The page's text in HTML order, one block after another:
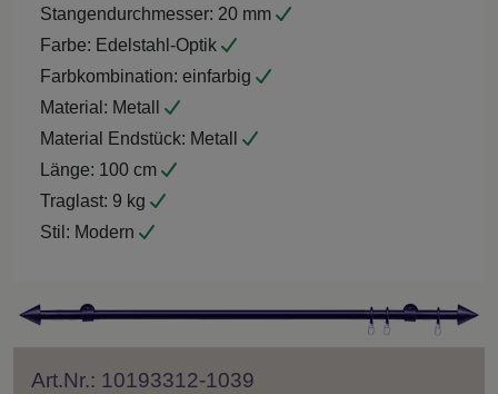
Stangendurchmesser: 20 mm
Farbe: Edelstahl-Optik
Farbkombination: einfarbig
Material: Metall
Material Endstück: Metall
Länge: 100 cm
Traglast: 9 kg
Stil: Modern
Art.Nr.: 10193312-1039